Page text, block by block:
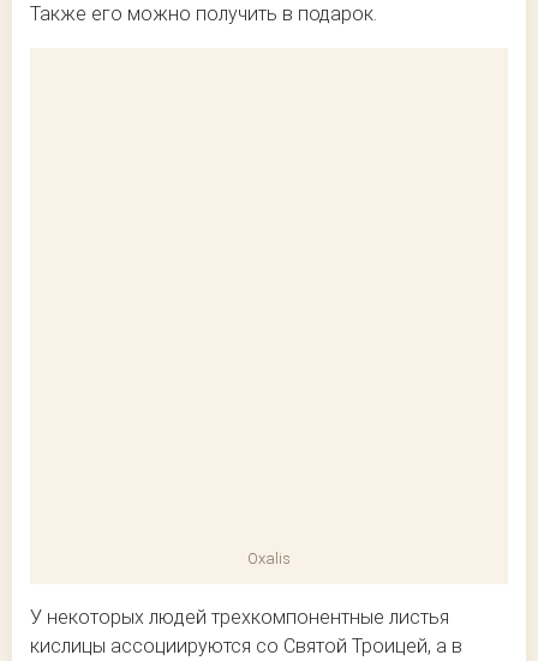
Также его можно получить в подарок.
Oxalis
У некоторых людей трехкомпонентные листья
кислицы ассоциируются со Святой Троицей, а в